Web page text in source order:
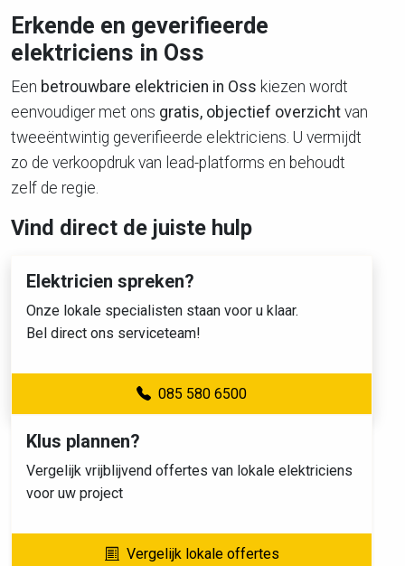
Erkende en geverifieerde
elektriciens in Oss
Een betrouwbare elektricien in Oss kiezen wordt
eenvoudiger met ons gratis, objectief overzicht van
tweeëntwintig geverifieerde elektriciens. U vermijdt
zo de verkoopdruk van lead-platforms en behoudt
zelf de regie.
Vind direct de juiste hulp
Elektricien spreken?
Onze lokale specialisten staan voor u klaar.
Bel direct ons serviceteam!
085 580 6500
Klus plannen?
Vergelijk vrijblijvend offertes van lokale elektriciens
voor uw project
Vergelijk lokale offertes